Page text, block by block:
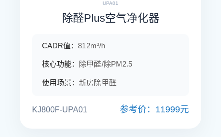
UPA01
除醛Plus空气净化器
CADR值：812m³/h
核心功能： 除甲醛/除PM2.5
使用场景：新房除甲醛
KJ800F-UPA01 参考价：11999元